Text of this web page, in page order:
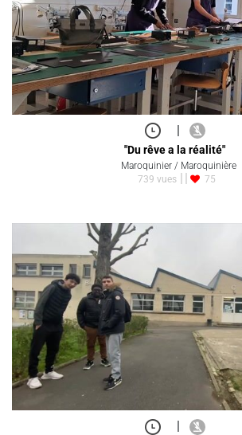
|
"Du rêve a la réalité"
Maroquinier / Maroquinière
739 vues
75
|